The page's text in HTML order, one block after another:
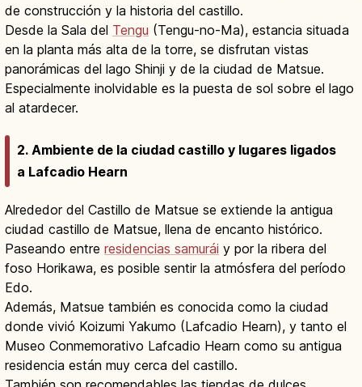
de construcción y la historia del castillo.
Desde la Sala del Tengu (Tengu-no-Ma), estancia situada
en la planta más alta de la torre, se disfrutan vistas
panorámicas del lago Shinji y de la ciudad de Matsue.
Especialmente inolvidable es la puesta de sol sobre el lago
al atardecer.
2. Ambiente de la ciudad castillo y lugares ligados
a Lafcadio Hearn
Alrededor del Castillo de Matsue se extiende la antigua
ciudad castillo de Matsue, llena de encanto histórico.
Paseando entre residencias samurái y por la ribera del
foso Horikawa, es posible sentir la atmósfera del período
Edo.
Además, Matsue también es conocida como la ciudad
donde vivió Koizumi Yakumo (Lafcadio Hearn), y tanto el
Museo Conmemorativo Lafcadio Hearn como su antigua
residencia están muy cerca del castillo.